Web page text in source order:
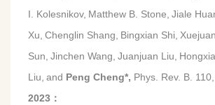
I. Kolesnikov, Matthew B. Stone, Jiale
Xu, Chenglin Shang, Bingxian Shi,
Sun, Jinchen Wang, Juanjuan Liu,
Liu, and Peng Cheng*, Phys. Rev. B.
2023 ：